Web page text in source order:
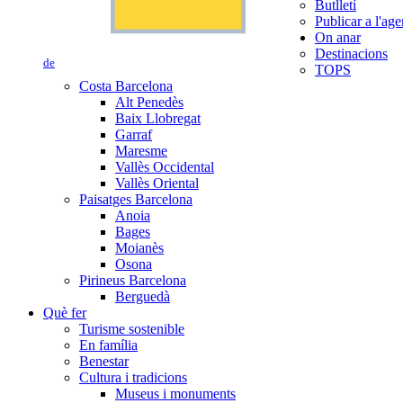
de
Butlletí
Publicar a
On anar
Destinacions
TOPS
Costa Barcelona
Alt Penedès
Baix Llobregat
Garraf
Maresme
Vallès Occidental
Vallès Oriental
Paisatges Barcelona
Anoia
Bages
Moianès
Osona
Pirineus Barcelona
Berguedà
Què fer
Turisme sostenible
En família
Benestar
Cultura i tradicions
Museus i monuments